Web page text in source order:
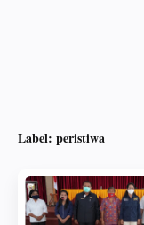
Label: peristiwa